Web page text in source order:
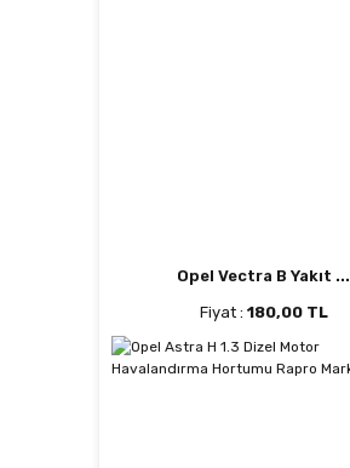
Opel Vectra B Yakıt ...
Fiyat : 180,00 TL